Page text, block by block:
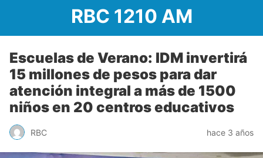
RBC 1210 AM
Escuelas de Verano: IDM invertirá
15 millones de pesos para dar
atención integral a más de 1500
niños en 20 centros educativos
RBC hace 3 años